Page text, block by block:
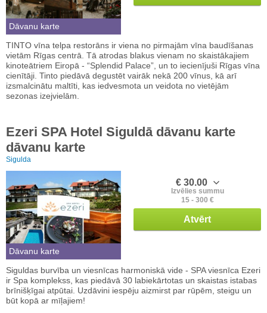
Dāvanu karte
TINTO vīna telpa restorāns ir viena no pirmajām vīna baudīšanas
vietām Rīgas centrā. Tā atrodas blakus vienam no skaistākajiem
kinoteātriem Eiropā - “Splendid Palace”, un to iecienījuši Rīgas vīna
cienītāji. Tinto piedāvā degustēt vairāk nekā 200 vīnus, kā arī
izsmalcinātu maltīti, kas iedvesmota un veidota no vietējām
sezonas izejvielām.
Ezeri SPA Hotel Siguldā dāvanu karte
dāvanu karte
Sigulda
Dāvanu karte
€ 30.00
Izvēlies summu
15 - 300 €
Atvērt
Siguldas burvība un viesnīcas harmoniskā vide - SPA viesnīca Ezeri
ir Spa komplekss, kas piedāvā 30 labiekārtotas un skaistas istabas
brīnišķīgai atpūtai. Uzdāvini iespēju aizmirst par rūpēm, steigu un
būt kopā ar mīļajiem!